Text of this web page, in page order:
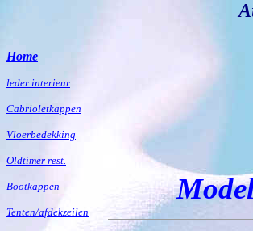
Home
leder interieur
Cabrioletkappen
Vloerbedekking
Oldtimer rest.
Bootkappen
Tenten/afdekzeilen